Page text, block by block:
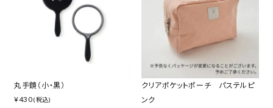
丸手鏡（小・黒）
¥430(税込)
クリアポケットポーチ パステルピ
ンク